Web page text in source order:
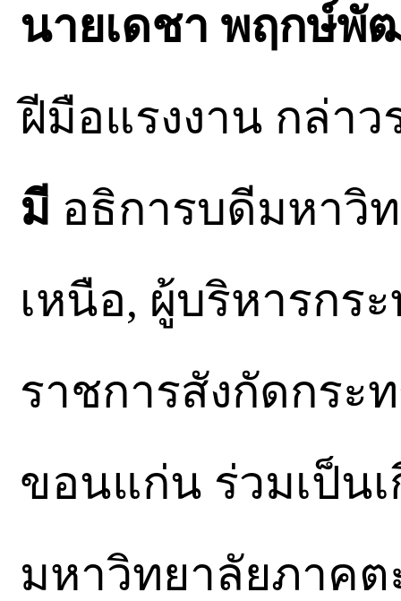
นายเดชา พฤกษ์พั
ฝีมือแรงงาน กล่า
มี อธิการบดีมหาวิ
เหนือ, ผู้บริหารกร
ราชการสังกัดกระ
ขอนแก่น ร่วมเป็น
มหาวิทยาลัยภาคต